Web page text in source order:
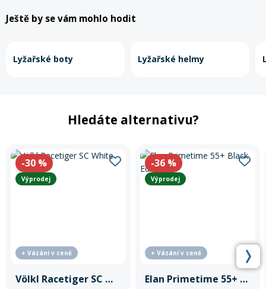
Ještě by se vám mohlo hodit
Lyžařské boty Lyžařské helmy
Hledáte alternativu?
-30 %
Výprodej
+ Vázání v ceně
Völkl Racetiger SC White
-36 %
Výprodej
+ Vázání v ceně
Elan Primetime 55+ Black Edition